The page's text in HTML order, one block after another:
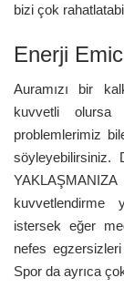
bizi çok
Enerji
Auramızı bir
kuvvetli olursa
problemlerimiz
söyleyebilirsiniz.
kuvvetlendirme
istersek eğer
nefes
Spor da ayrıca